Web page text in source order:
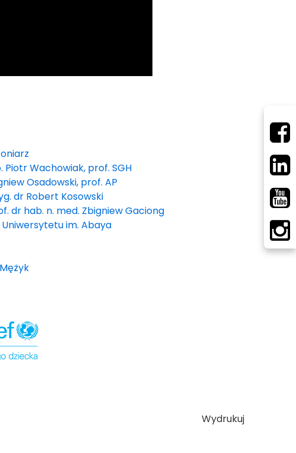
Piotr Wachowiak, prof. SGH
Osadowski, prof. AP
dr Robert Kosowski
dr hab. n. med. Zbigniew Gaciong
im. Abaya
Wydrukuj